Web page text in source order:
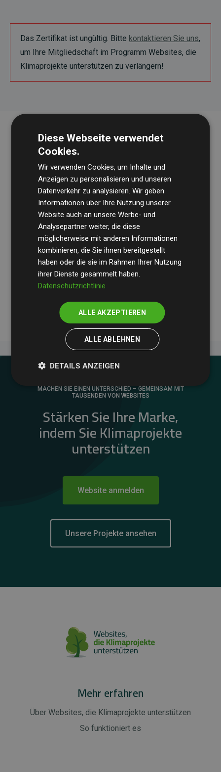
Das Zertifikat ist ungültig. Bitte kontaktieren Sie uns,
um Ihre Mitgliedschaft im Programm Websites, die
Klimaprojekte unterstützen zu verlängern!
Die Wirtschaftsprüfungsgesellschaft BDOüberprüft
regelmäßig unsere Berechnungen und Methodik, um
Transparenz und Verlässlichkeit sicherzustellen.
Ihre Prüfungen belegen, dass unsere Investitionen in
Klimaschutzprojekte im Durchschnitt200 % der
geschätzten CO₂-Emissionender teilnehmenden
Websites kompensieren – ein klarer Nachweis für die
messbare Klimawirkung unseres Ansatzes.
MACHEN SIE EINEN UNTERSCHIED – GEMEINSAM MIT
TAUSENDEN VON WEBSITES
Stärken Sie Ihre Marke,
indem Sie Klimaprojekte
unterstützen
Website anmelden
Unsere Projekte ansehen
Mehr erfahren
Über Websites, die Klimaprojekte unterstützen
So funktioniert es
Diese Webseite verwendet
Cookies.
Wir verwenden Cookies, um Inhalte und
Anzeigen zu personalisieren und unseren
Datenverkehr zu analysieren. Wir geben
Informationen über Ihre Nutzung unserer
Website auch an unsere Werbe- und
Analysepartner weiter, die diese
möglicherweise mit anderen Informationen
kombinieren, die Sie ihnen bereitgestellt
haben oder die sie im Rahmen Ihrer Nutzung
ihrer Dienste gesammelt haben.
Datenschutzrichtlinie
ALLE AKZEPTIEREN
ALLE ABLEHNEN
DETAILS ANZEIGEN